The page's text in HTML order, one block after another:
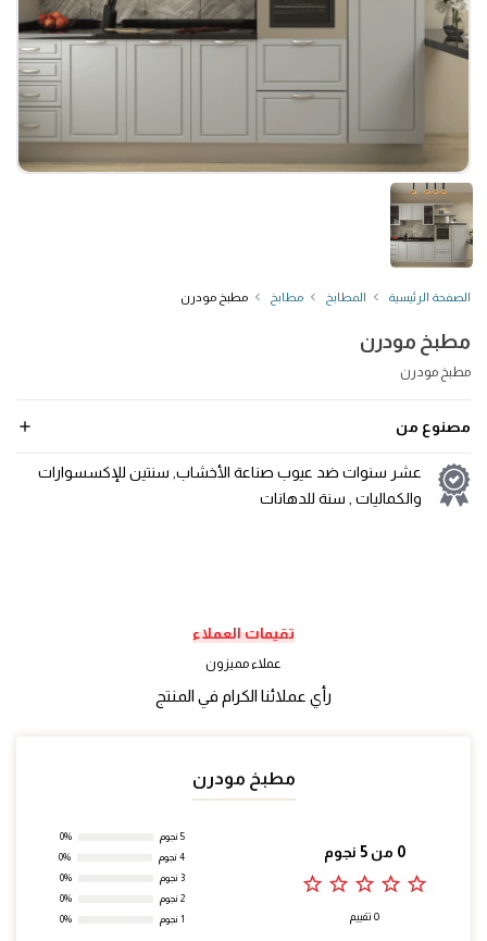
الصفحة الرئيسية المطابخ مطابخ مطبخ مودرن
مطبخ مودرن
مطبخ مودرن
مصنوع من
عشر سنوات ضد عيوب صناعة الأخشاب, سنتين للإكسسوارات
والكماليات , سنة للدهانات
تقيمات العملاء
عملاء مميزون
رأي عملائنا الكرام في المنتج
مطبخ مودرن
0 من 5 نجوم
star_outline
star_outline
star_outline
star_outline
star_outline
0 تقييم
5 نجوم
0%
4 نجوم
0%
3 نجوم
0%
2 نجوم
0%
1 نجوم
0%